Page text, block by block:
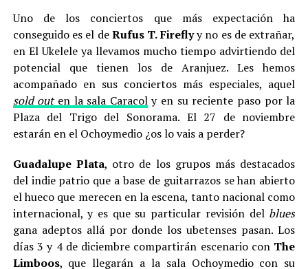
Uno de los conciertos que más expectación ha
conseguido es el deRufus T. Fireflyy no es de extrañar,
en El Ukelele ya llevamos mucho tiempo advirtiendo del
potencial que tienen los de Aranjuez. Les hemos
acompañado en sus conciertos más especiales, aquel
sold out en la sala Caracoly en su reciente paso por la
Plaza del Trigo del Sonorama. El 27 de noviembre
estarán en el Ochoymedio ¿os lo vais a perder?
Guadalupe Plata, otro de los grupos más destacados
del indie patrio que a base de guitarrazos se han abierto
el hueco que merecen en la escena, tanto nacional como
internacional, y es que su particular revisión del blues
gana adeptos allá por donde los ubetenses pasan. Los
días 3 y 4 de diciembre compartirán escenario con The
Limboos, que llegarán a la sala Ochoymedio con su